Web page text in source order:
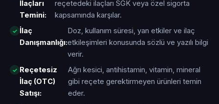
İlaçları
Temini:
reçetedeki ilaçları SGK veya özel sigorta
kapsamında karşılar.
İlaç
Danışmanlığı:
Doz, kullanım süresi, yan etkiler ve ilaç
etkileşimleri konusunda sözlü ve yazılı bilgi
verir.
Reçetesiz
İlaç (OTC)
Satışı:
Ağrı kesici, antihistamin, vitamin, mineral
gibi reçete gerektirmeyen ürünleri temin
eder.